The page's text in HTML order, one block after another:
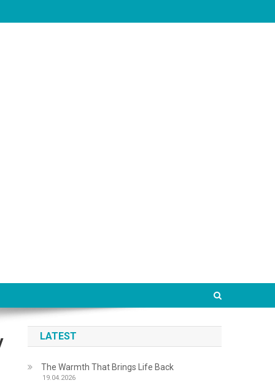
LATEST
The Warmth That Brings Life Back
19.04.2026